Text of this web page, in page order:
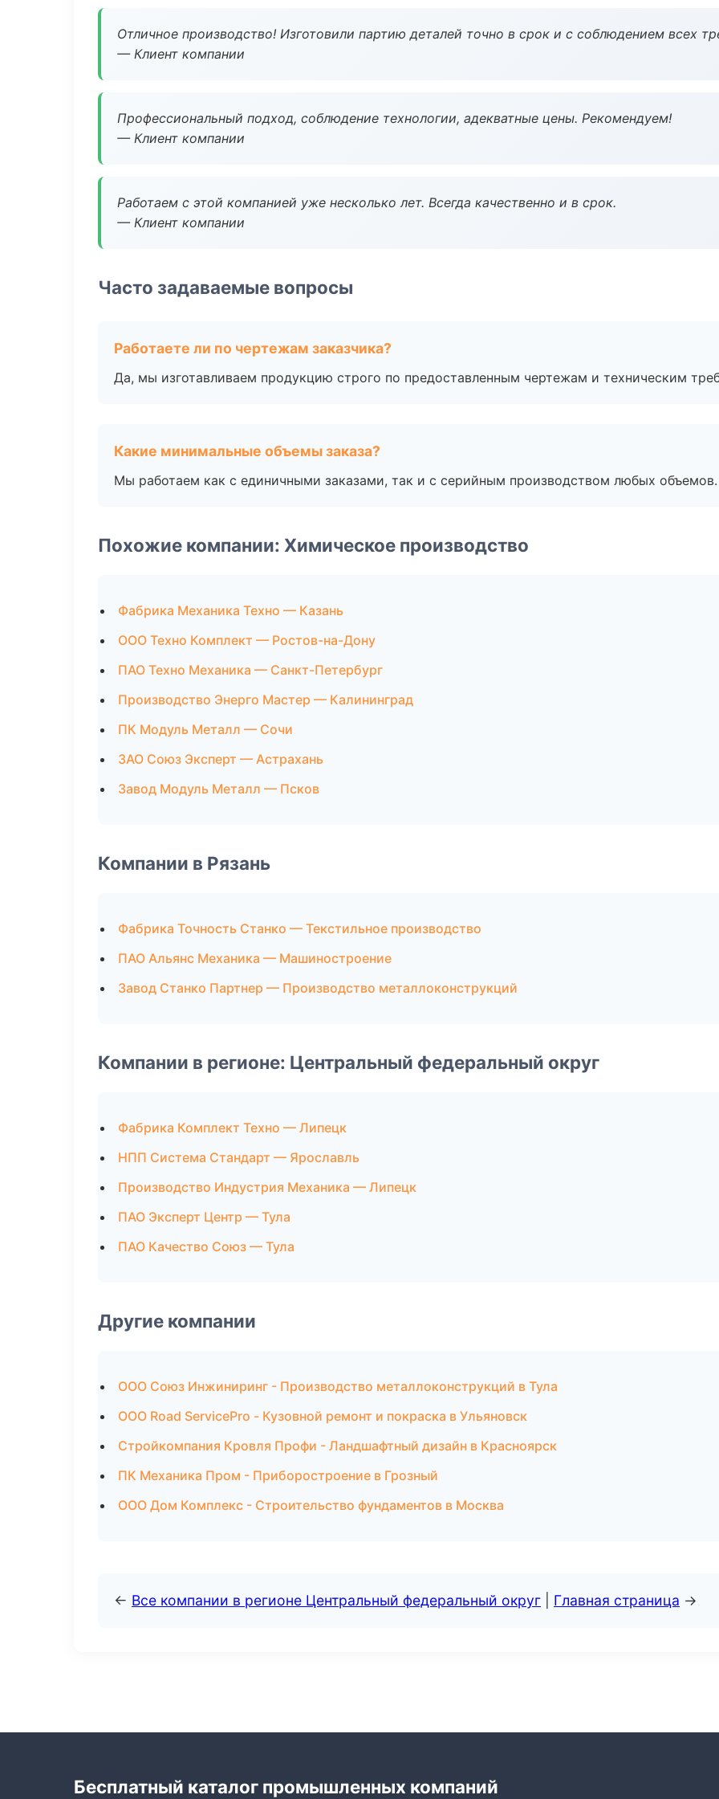
Отличное производство! Изготовили партию деталей точно в срок и с соблюдением всех
— Клиент компании
Профессиональный подход, соблюдение технологии, адекватные цены. Рекомендуем!
— Клиент компании
Работаем с этой компанией уже несколько лет. Всегда качественно и в срок.
— Клиент компании
Часто задаваемые вопросы
Работаете ли по чертежам заказчика?
Да, мы изготавливаем продукцию строго по предоставленным чертежам и техническим
Какие минимальные объемы заказа?
Мы работаем как с единичными заказами, так и с серийным производством любых объемов.
Похожие компании: Химическое производство
Фабрика Механика Техно — Казань
ООО Техно Комплект — Ростов-на-Дону
ПАО Техно Механика — Санкт-Петербург
Производство Энерго Мастер — Калининград
ПК Модуль Металл — Сочи
ЗАО Союз Эксперт — Астрахань
Завод Модуль Металл — Псков
Компании в Рязань
Фабрика Точность Станко — Текстильное производство
ПАО Альянс Механика — Машиностроение
Завод Станко Партнер — Производство металлоконструкций
Компании в регионе: Центральный федеральный округ
Фабрика Комплект Техно — Липецк
НПП Система Стандарт — Ярославль
Производство Индустрия Механика — Липецк
ПАО Эксперт Центр — Тула
ПАО Качество Союз — Тула
Другие компании
ООО Союз Инжиниринг - Производство металлоконструкций в Тула
ООО Road ServicePro - Кузовной ремонт и покраска в Ульяновск
Стройкомпания Кровля Профи - Ландшафтный дизайн в Красноярск
ПК Механика Пром - Приборостроение в Грозный
ООО Дом Комплекс - Строительство фундаментов в Москва
← Все компании в регионе Центральный федеральный округ Главная страница →
Бесплатный каталог промышленных компаний